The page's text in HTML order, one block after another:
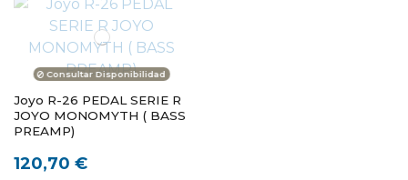
Consultar Disponibilidad
Joyo R-26 PEDAL SERIE R
JOYO MONOMYTH ( BASS
PREAMP)
120,70 €